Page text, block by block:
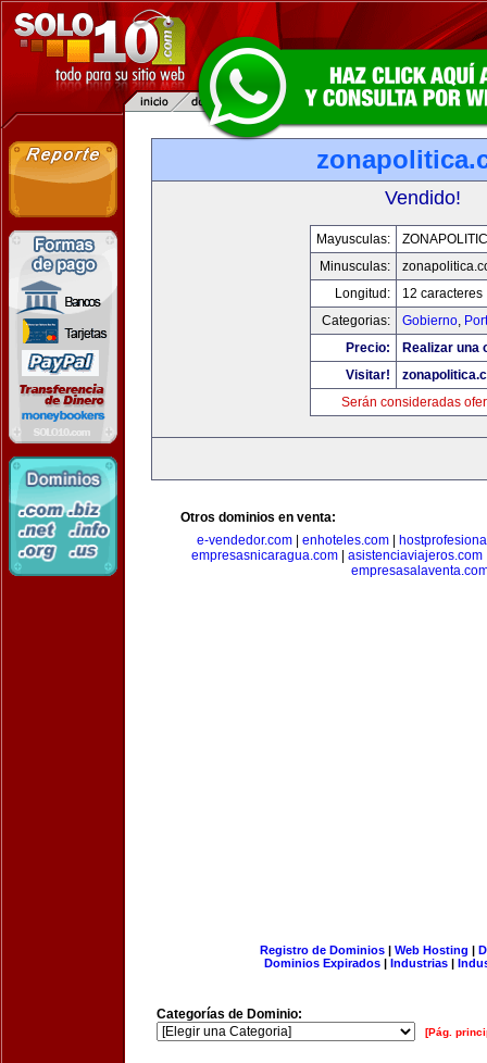
Vendido!
Mayusculas:
Minusculas:
Longitud:
12 caracteres
Categorias:
Gobierno,
Precio:
Realizar una
Visitar!
Serán consideradas
Otros dominios en venta:
e-vendedor.com| enhoteles.com|
empresasnicaragua.com| asistenciaviajeros.com
Registro de Dominios| Web Hosting |
Dominios Expirados | Industrias |
Categorías de Dominio:
[Pág.